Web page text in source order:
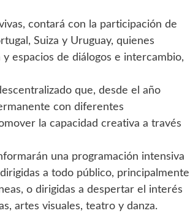
contará con la participación de
Suiza y Uruguay, quienes
espacios de diálogos e intercambio,
que, desde el año
con diferentes
la capacidad creativa a través
una programación intensiva
a todo público, principalmente
o dirigidas a despertar el interés
artes visuales, teatro y danza.